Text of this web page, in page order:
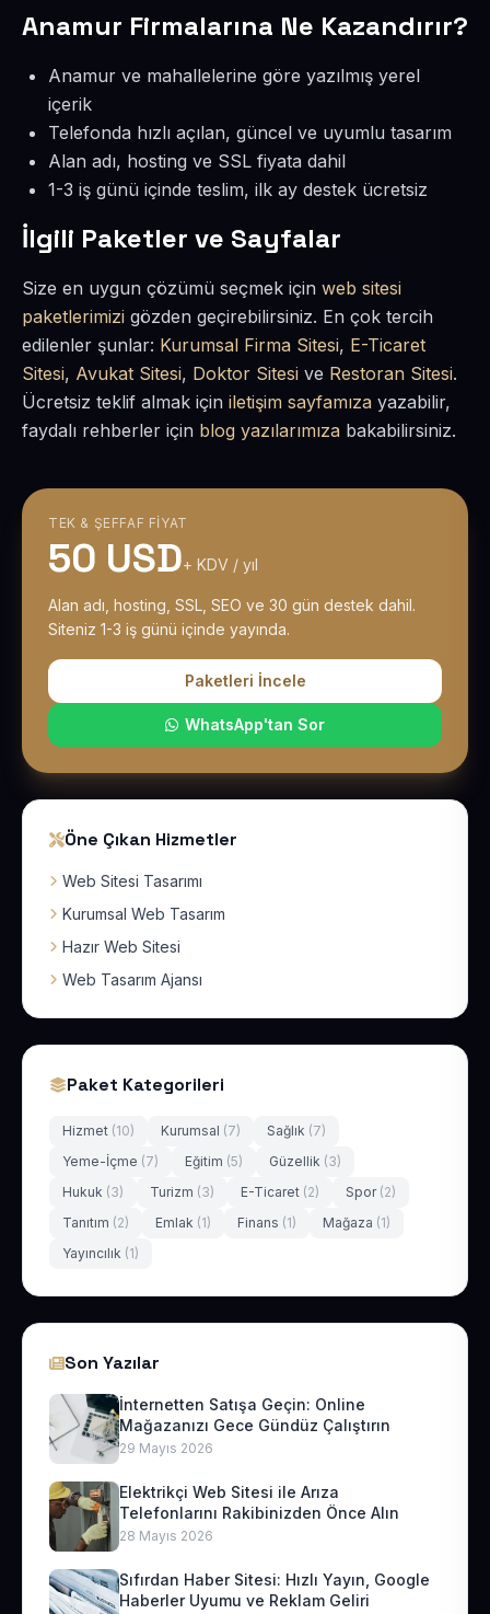
Anamur Firmalarına Ne Kazandırır?
Anamur ve mahallelerine göre yazılmış yerel
içerik
Telefonda hızlı açılan, güncel ve uyumlu tasarım
Alan adı, hosting ve SSL fiyata dahil
1-3 iş günü içinde teslim, ilk ay destek ücretsiz
İlgili Paketler ve Sayfalar
Size en uygun çözümü seçmek için web sitesi
paketlerimizi gözden geçirebilirsiniz. En çok tercih
edilenler şunlar: Kurumsal Firma Sitesi, E-Ticaret
Sitesi, Avukat Sitesi, Doktor Sitesi ve Restoran Sitesi.
Ücretsiz teklif almak için iletişim sayfamıza yazabilir,
faydalı rehberler için blog yazılarımıza bakabilirsiniz.
TEK & ŞEFFAF FIYAT
50 USD+ KDV / yıl
Alan adı, hosting, SSL, SEO ve 30 gün destek dahil.
Siteniz 1-3 iş günü içinde yayında.
Paketleri İncele
WhatsApp'tan Sor
Öne Çıkan Hizmetler
Web Sitesi Tasarımı
Kurumsal Web Tasarım
Hazır Web Sitesi
Web Tasarım Ajansı
Paket Kategorileri
Hizmet (10) Kurumsal (7) Sağlık (7)
Yeme-İçme (7) Eğitim (5) Güzellik (3)
Hukuk (3) Turizm (3) E-Ticaret (2) Spor (2)
Tanıtım (2) Emlak (1) Finans (1) Mağaza (1)
Yayıncılık (1)
Son Yazılar
İnternetten Satışa Geçin: Online
Mağazanızı Gece Gündüz Çalıştırın
29 Mayıs 2026
Elektrikçi Web Sitesi ile Arıza
Telefonlarını Rakibinizden Önce Alın
28 Mayıs 2026
Sıfırdan Haber Sitesi: Hızlı Yayın, Google
Haberler Uyumu ve Reklam Geliri